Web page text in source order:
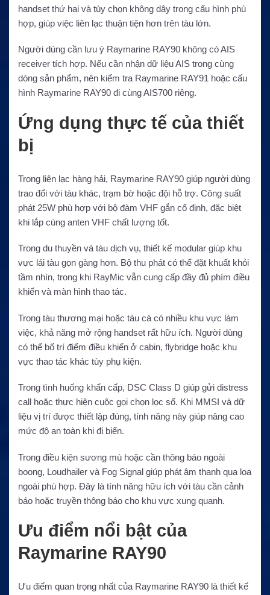
handset thứ hai và tùy chọn không dây trong cấu hình phù
hợp, giúp việc liên lạc thuận tiện hơn trên tàu lớn.
Người dùng cần lưu ý Raymarine RAY90 không có AIS
receiver tích hợp. Nếu cần nhận dữ liệu AIS trong cùng
dòng sản phẩm, nên kiểm tra Raymarine RAY91 hoặc cấu
hình Raymarine RAY90 đi cùng AIS700 riêng.
Ứng dụng thực tế của thiết
bị
Trong liên lạc hàng hải, Raymarine RAY90 giúp người dùng
trao đổi với tàu khác, trạm bờ hoặc đội hỗ trợ. Công suất
phát 25W phù hợp với bộ đàm VHF gắn cố định, đặc biệt
khi lắp cùng anten VHF chất lượng tốt.
Trong du thuyền và tàu dịch vụ, thiết kế modular giúp khu
vực lái tàu gọn gàng hơn. Bộ thu phát có thể đặt khuất khỏi
tầm nhìn, trong khi RayMic vẫn cung cấp đầy đủ phím điều
khiển và màn hình thao tác.
Trong tàu thương mại hoặc tàu cá có nhiều khu vực làm
việc, khả năng mở rộng handset rất hữu ích. Người dùng
có thể bố trí điểm điều khiển ở cabin, flybridge hoặc khu
vực thao tác khác tùy phụ kiện.
Trong tình huống khẩn cấp, DSC Class D giúp gửi distress
call hoặc thực hiện cuộc gọi chọn lọc số. Khi MMSI và dữ
liệu vị trí được thiết lập đúng, tính năng này giúp nâng cao
mức độ an toàn khi đi biển.
Trong điều kiện sương mù hoặc cần thông báo ngoài
boong, Loudhailer và Fog Signal giúp phát âm thanh qua loa
ngoài phù hợp. Đây là tính năng hữu ích với tàu cần cảnh
báo hoặc truyền thông báo cho khu vực xung quanh.
Ưu điểm nổi bật của
Raymarine RAY90
Ưu điểm quan trọng nhất của Raymarine RAY90 là thiết kế